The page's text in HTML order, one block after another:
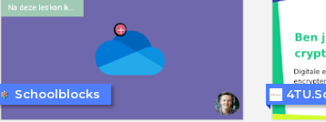
Schoolblocks